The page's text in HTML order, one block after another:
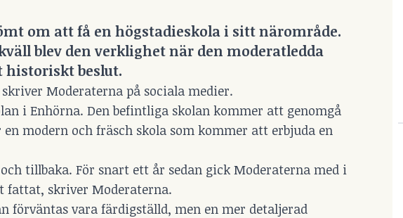
om att få en högstadieskola i sitt närområde.
blev den verklighet när den moderatledda
historiskt beslut.
Moderaterna på sociala medier.
i Enhörna. Den befintliga skolan kommer att genomgå
modern och fräsch skola som kommer att erbjuda en
tillbaka. För snart ett år sedan gick Moderaterna med i
fattat, skriver Moderaterna.
förväntas vara färdigställd, men en mer detaljerad